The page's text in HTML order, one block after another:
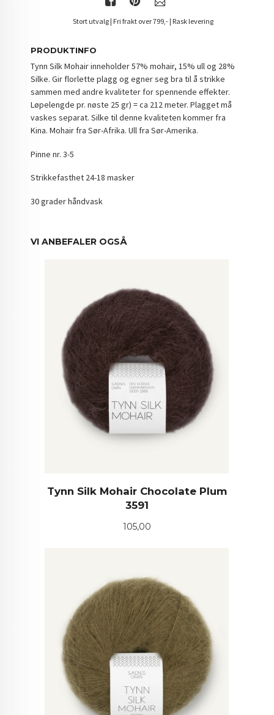
Stort utvalg | Fri frakt over 799,- | Rask levering
PRODUKTINFO
Tynn Silk Mohair inneholder 57% mohair, 15% ull og 28%
Silke. Gir florlette plagg og egner seg bra til å strikke
sammen med andre kvaliteter for spennende effekter.
Løpelengde pr. nøste 25 gr) = ca 212 meter. Plagget må
vaskes separat. Silke til denne kvaliteten kommer fra
Kina. Mohair fra Sør-Afrika. Ull fra Sør-Amerika.
Pinne nr. 3-5
Strikkefasthet 24-18 masker
30 grader håndvask
VI ANBEFALER OGSÅ
Tynn Silk Mohair Chocolate Plum
3591
Pris
105,00